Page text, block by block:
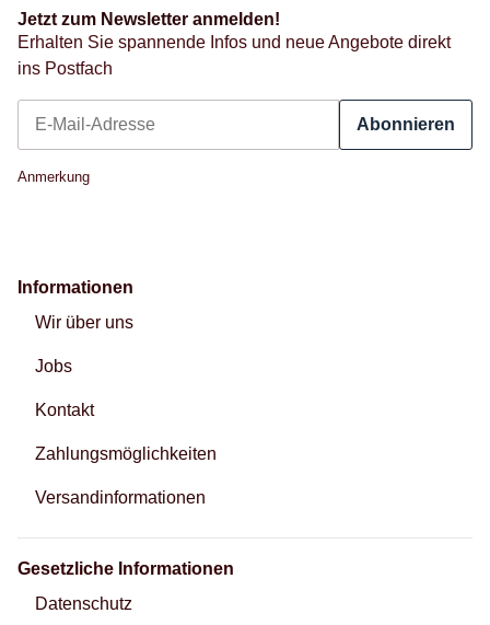
Jetzt zum Newsletter anmelden!
Erhalten Sie spannende Infos und neue Angebote direkt
ins Postfach
Abonnieren
Anmerkung
Informationen
Wir über uns
Jobs
Kontakt
Zahlungsmöglichkeiten
Versandinformationen
Gesetzliche Informationen
Datenschutz